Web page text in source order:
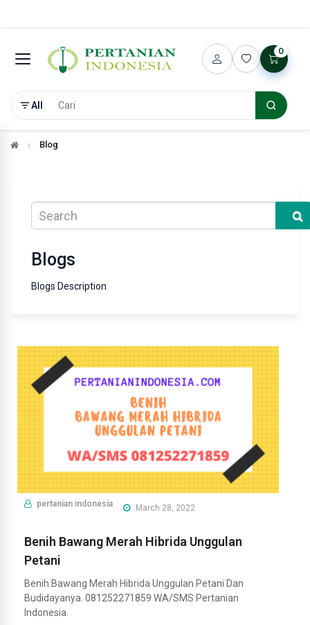
All
0
Blog
Blogs
Blogs Description
pertanian indonesia March 28, 2022
Benih Bawang Merah Hibrida Unggulan
Petani
Benih Bawang Merah Hibrida Unggulan Petani Dan
Budidayanya. 081252271859 WA/SMS Pertanian
Indonesia.